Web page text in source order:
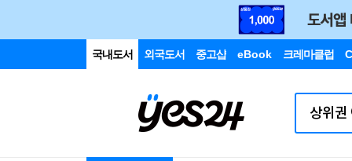
국내도서 외국도서 중고샵 eBook 크레마클럽